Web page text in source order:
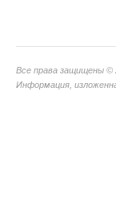
Все права защищены ©
Информация,